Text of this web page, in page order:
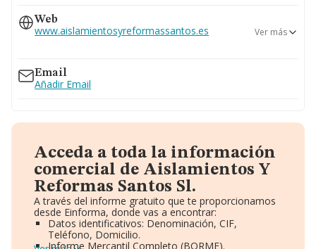
Web
www.aislamientosyreformassantos.es Ver más
Email
Añadir Email
Acceda a toda la información
comercial de Aislamientos Y
Reformas Santos Sl.
A través del informe gratuito que te proporcionamos
desde Einforma, donde vas a encontrar:
Datos identificativos: Denominación, CIF,
Teléfono, Domicilio.
Informe Mercantil Completo (BORME).